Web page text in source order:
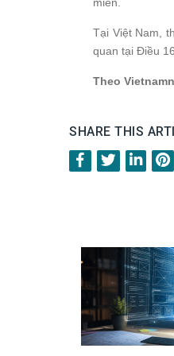
Tại Việt Nam,
quan tại Điều
Theo
SHARE THIS